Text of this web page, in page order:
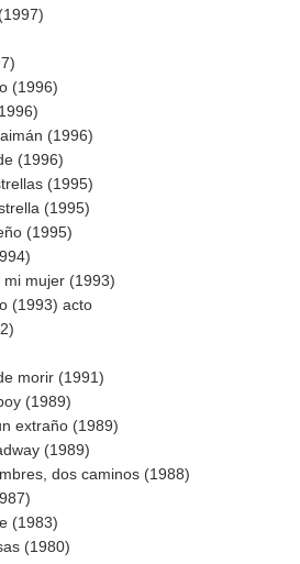
(1996)
(1996)
(1996)
(1995)
(1995)
(1995)
mujer (1993)
(1993) acto
morir (1991)
(1989)
extraño (1989)
(1989)
dos caminos (1988)
(1983)
(1980)